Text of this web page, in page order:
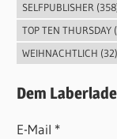
SELFPUBLISHER
TOP TEN THURSDAY
WEIHNACHTLICH (32)
Dem
E-Mail *